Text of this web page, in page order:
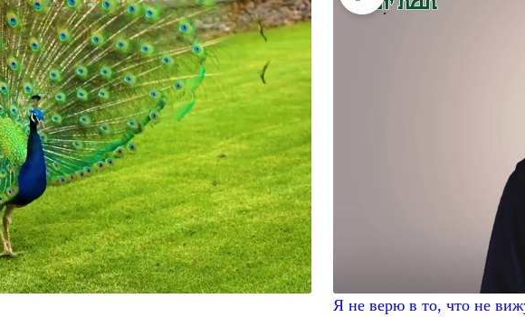
Я не верю в то, что не